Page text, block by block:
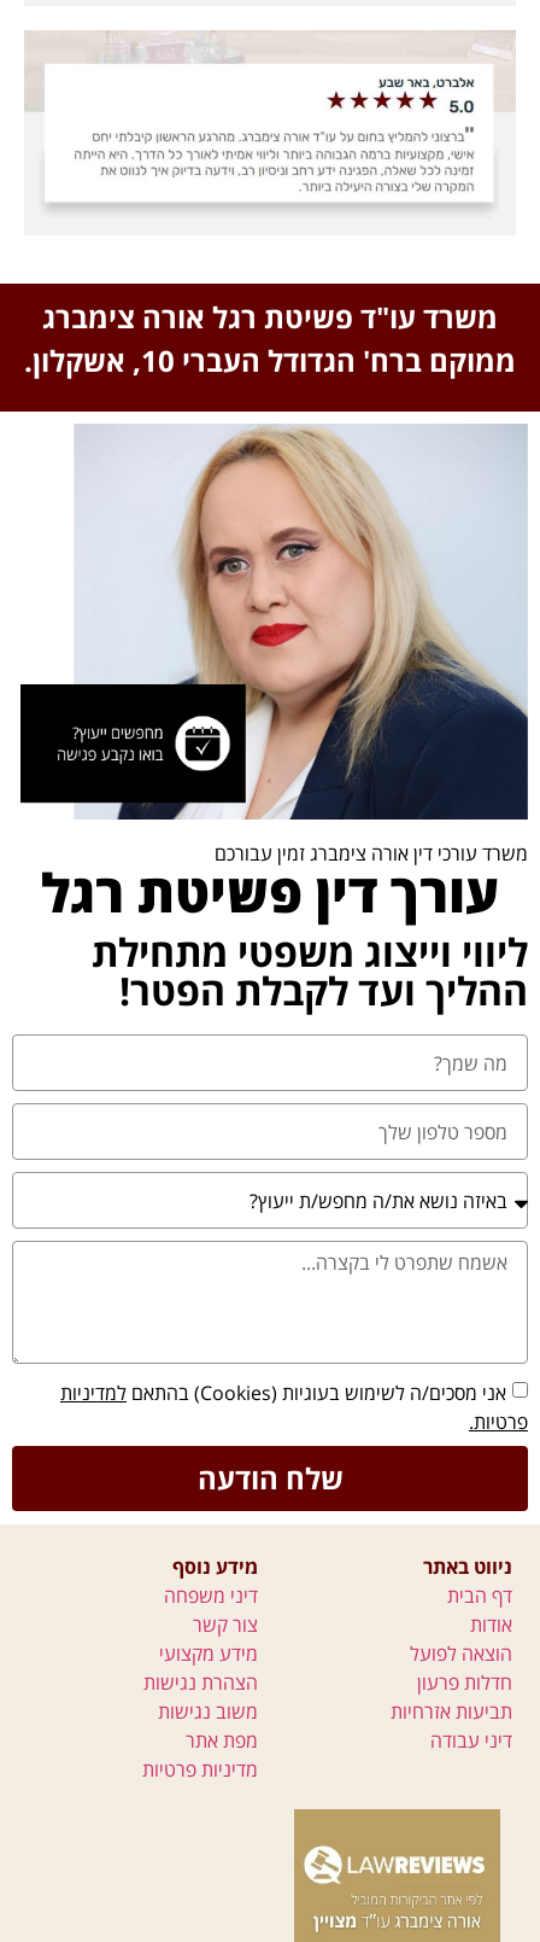
משרד עו"ד פשיטת רגל אורה צימברג
ממוקם ברח' הגדודל העברי 10, אשקלון.
משרד עורכי דין אורה צימברג זמין עבורכם
עורך דין פשיטת רגל
ליווי וייצוג משפטי מתחילת
ההליך ועד לקבלת הפטר!
אני מסכים/ה לשימוש בעוגיות (Cookies) בהתאם
למדיניות
פרטיות.
שלח הודעה
ניווט באתר
דף הבית
אודות
הוצאה לפועל
חדלות פרעון
תביעות אזרחיות
דיני עבודה
מידע נוסף
דיני משפחה
צור קשר
מידע מקצועי
הצהרת נגישות
משוב נגישות
מפת אתר
מדיניות פרטיות